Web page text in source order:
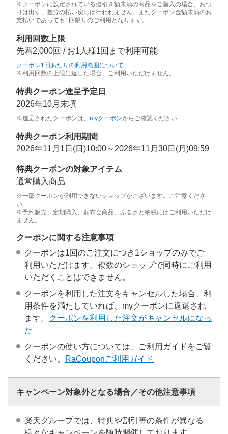
※クーポンに設定されている値引き額未満の商品をご購入の場合、おつ
りは出ず、差分の払い戻しは行われません。またクーポン金額未満のお
支払いであっても1回限りのご利用となります。
利用回数上限
先着2,000回 / お1人様1回まで利用可能
クーポン1回あたりの利用範囲について
※利用回数の上限に達した場合、ご利用いただけません。
特典クーポン進呈予定日
2026年10月末頃
※進呈されたクーポンは、 myクーポンからご確認ください。
特典クーポン利用期間
2026年11月1日(日)10:00～2026年11月30日(月)09:59
特典クーポンの対象アイテム
通常購入商品
※一部クーポンが利用できないショップがございます。ご注意くださ
い。
※予約販売、定期購入、頒布会商品、ふるさと納税にはご利用いただけ
ません。
クーポンに関する注意事項
クーポンは1回のご注文につき1ショップのみでご
利用いただけます。複数のショップで同時にご利用
いただくことはできません。
クーポンを利用した注文をキャンセルした場合、利
用条件を満たしていれば、myクーポンに返還され
ます。
クーポンを利用した注文がキャンセルになっ
た
クーポンの使い方については、ご利用ガイドをご覧
ください。
RaCouponご利用ガイド
キャンペーン対象外となる場合／その他注意事項
楽天グループでは、特典や割引等の条件が異なる